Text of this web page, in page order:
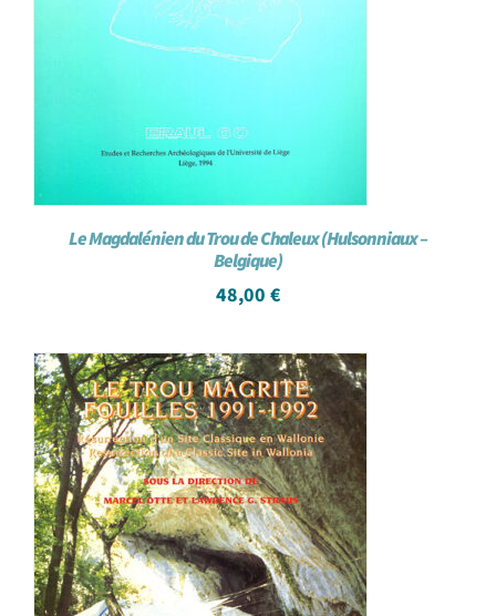
Le Magdalénien du Trou de Chaleux (Hulsonniaux –
Belgique)
48,00 €